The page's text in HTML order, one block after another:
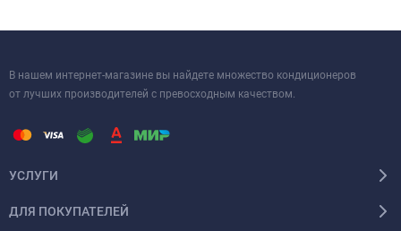
В нашем интернет-магазине вы найдете множество кондиционеров
от лучших производителей с превосходным качеством.
УСЛУГИ
ДЛЯ ПОКУПАТЕЛЕЙ